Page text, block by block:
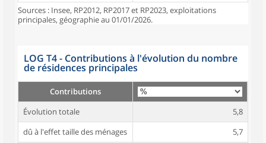
Sources : Insee, RP2012, RP2017 et RP2023, exploitations
principales, géographie au 01/01/2026.
LOG T4 - Contributions à l'évolution du nombre
de résidences principales
Contributions
Évolution totale
5,8
dû à l'effet taille des ménages
5,7